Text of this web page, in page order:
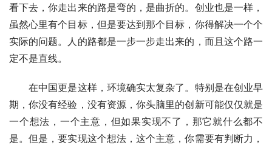
看下去，你走出来的路是弯的，是曲折的。创业也是一样，
虽然心里有个目标，但是要达到那个目标，你得解决一个个
实际的问题。人的路都是一步一步走出来的，而且这个路一
定不是直线。
在中国更是这样，环境确实太复杂了。特别是在创业早
期，你没有经验，没有资源，你头脑里的创新可能仅仅就是
一个想法，一个主意，但如果实现不了，那它就什么都不
是。但是，要实现这个想法，这个主意，你需要有判断力，